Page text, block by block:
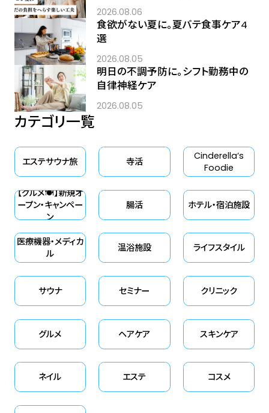
2026.08.06
食欲がない夏に。夏バテ食事ケア4
選
2026.08.05
明日の不調予防に。シフト勤務中の
自律神経ケア
2026.08.05
カテゴリ一覧
エステサウナ旅 寺活
Cinderella‘s
Foodie
【グルメ🍽】新規オ
ープン・キャンペー
ン
腸活 ホテル・宿泊施設
医療機器・メディカ
ル
温浴施設 ライフスタイル
サウナ セミナー クリニック
グルメ ヘアケア スキンケア
ネイル エステ コスメ